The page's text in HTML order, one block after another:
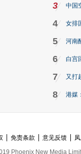
3 中国
4 女排
5 河南
6 白宫
7 又打
8 港媒
免责条款 意见反馈
Phoenix New Media